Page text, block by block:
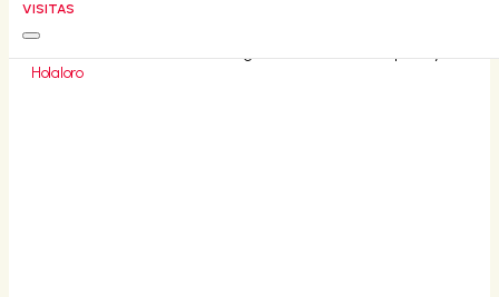
FAMILIAS
Holaloro
VISITAS